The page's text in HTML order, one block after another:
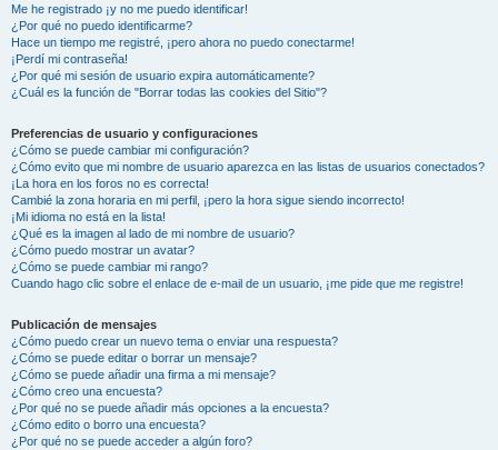
Me he registrado ¡y no me puedo identificar!
¿Por qué no puedo identificarme?
Hace un tiempo me registré, ¡pero ahora no puedo conectarme!
¡Perdí mi contraseña!
¿Por qué mi sesión de usuario expira automáticamente?
¿Cuál es la función de "Borrar todas las cookies del Sitio"?
Preferencias de usuario y configuraciones
¿Cómo se puede cambiar mi configuración?
¿Cómo evito que mi nombre de usuario aparezca en las listas de usuarios conectados?
¡La hora en los foros no es correcta!
Cambié la zona horaria en mi perfil, ¡pero la hora sigue siendo incorrecto!
¡Mi idioma no está en la lista!
¿Qué es la imagen al lado de mi nombre de usuario?
¿Cómo puedo mostrar un avatar?
¿Cómo se puede cambiar mi rango?
Cuando hago clic sobre el enlace de e-mail de un usuario, ¡me pide que me registre!
Publicación de mensajes
¿Cómo puedo crear un nuevo tema o enviar una respuesta?
¿Cómo se puede editar o borrar un mensaje?
¿Cómo se puede añadir una firma a mi mensaje?
¿Cómo creo una encuesta?
¿Por qué no se puede añadir más opciones a la encuesta?
¿Cómo edito o borro una encuesta?
¿Por qué no se puede acceder a algún foro?